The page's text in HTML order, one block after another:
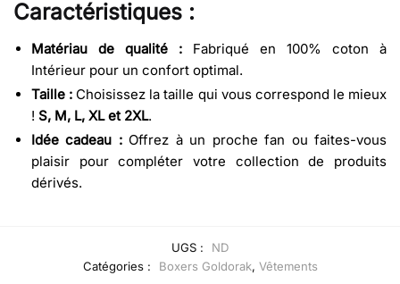
Caractéristiques :
Matériau de qualité : Fabriqué en 100% coton à
Intérieur pour un confort optimal.
Taille : Choisissez la taille qui vous correspond le mieux
! S, M, L, XL et 2XL.
Idée cadeau :Offrez à un proche fan ou faites-vous
plaisir pour compléter votre collection de produits
dérivés.
UGS :
ND
Catégories :
Boxers Goldorak, Vêtements